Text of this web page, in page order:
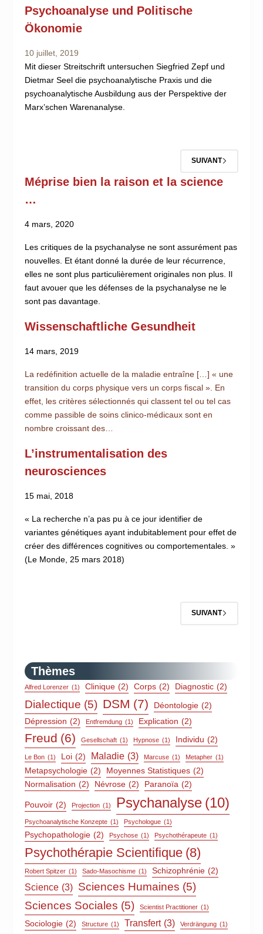
Psychoanalyse und Politische
Ökonomie
10 juillet, 2019
Mit dieser Streitschrift untersuchen Siegfried Zepf und
Dietmar Seel die psychoanalytische Praxis und die
psychoanalytische Ausbildung aus der Perspektive der
Marx’schen Warenanalyse.
SUIVANT
Méprise bien la raison et la science
…
4 mars, 2020
Les critiques de la psychanalyse ne sont assurément pas
nouvelles. Et étant donné la durée de leur récurrence,
elles ne sont plus particulièrement originales non plus. Il
faut avouer que les défenses de la psychanalyse ne le
sont pas davantage.
Wissenschaftliche Gesundheit
14 mars, 2019
La redéfinition actuelle de la maladie entraîne […] « une
transition du corps physique vers un corps fiscal ». En
effet, les critères sélectionnés qui classent tel ou tel cas
comme passible de soins clinico-médicaux sont en
nombre croissant des…
L’instrumentalisation des
neurosciences
15 mai, 2018
« La recherche n’a pas pu à ce jour identifier de
variantes génétiques ayant indubitablement pour effet de
créer des différences cognitives ou comportementales. »
(Le Monde, 25 mars 2018)
SUIVANT
Thèmes
Alfred Lorenzer (1) Clinique (2) Corps (2) Diagnostic (2)
Dialectique (5) DSM (7) Déontologie (2)
Dépression (2) Entfremdung (1) Explication (2)
Freud (6) Gesellschaft (1) Hypnose (1) Individu (2)
Le Bon (1) Loi (2) Maladie (3) Marcuse (1) Metapher (1)
Metapsychologie (2) Moyennes Statistiques (2)
Normalisation (2) Névrose (2) Paranoïa (2)
Pouvoir (2) Projection (1) Psychanalyse (10)
Psychoanalytische Konzepte (1) Psychologue (1)
Psychopathologie (2) Psychose (1) Psychothérapeute (1)
Psychothérapie Scientifique (8)
Robert Spitzer (1) Sado-Masochisme (1) Schizophrénie (2)
Science (3) Sciences Humaines (5)
Sciences Sociales (5) Scientist Practitioner (1)
Sociologie (2) Structure (1) Transfert (3) Verdrängung (1)